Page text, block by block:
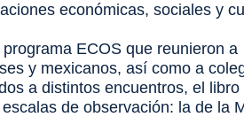
económicas, sociales y
ECOS que reunieron a
y mexicanos, así como a
a distintos encuentros, el libro
de observación: la de la